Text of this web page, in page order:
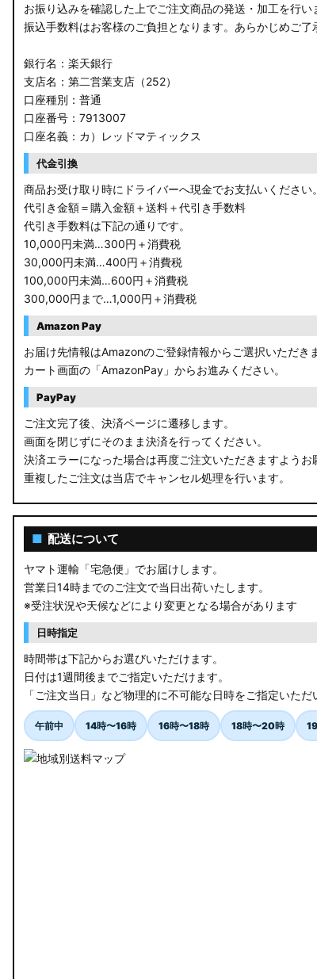
お振り込みを確認した上でご注文商品の発送・加工を行い
振込手数料はお客様のご負担となります。あらかじめご了
銀行名：楽天銀行
支店名：第二営業支店（252）
口座種別：普通
口座番号：7913007
口座名義：カ）レッドマティックス
代金引換
商品お受け取り時にドライバーへ現金でお支払いください。
代引き金額＝購入金額＋送料＋代引き手数料
代引き手数料は下記の通りです。
10,000円未満…300円＋消費税
30,000円未満…400円＋消費税
100,000円未満…600円＋消費税
300,000円まで…1,000円＋消費税
Amazon Pay
お届け先情報はAmazonのご登録情報からご選択いただき
カート画面の「AmazonPay」からお進みください。
PayPay
ご注文完了後、決済ページに遷移します。
画面を閉じずにそのまま決済を行ってください。
決済エラーになった場合は再度ご注文いただきますようお
重複したご注文は当店でキャンセル処理を行います。
■ 配送について
ヤマト運輸「宅急便」でお届けします。
営業日14時までのご注文で当日出荷いたします。
※受注状況や天候などにより変更となる場合があります
日時指定
時間帯は下記からお選びいただけます。
日付は1週間後までご指定いただけます。
「ご注文当日」など物理的に不可能な日時をご指定いた
午前中 14時〜16時 16時〜18時 18時〜20時